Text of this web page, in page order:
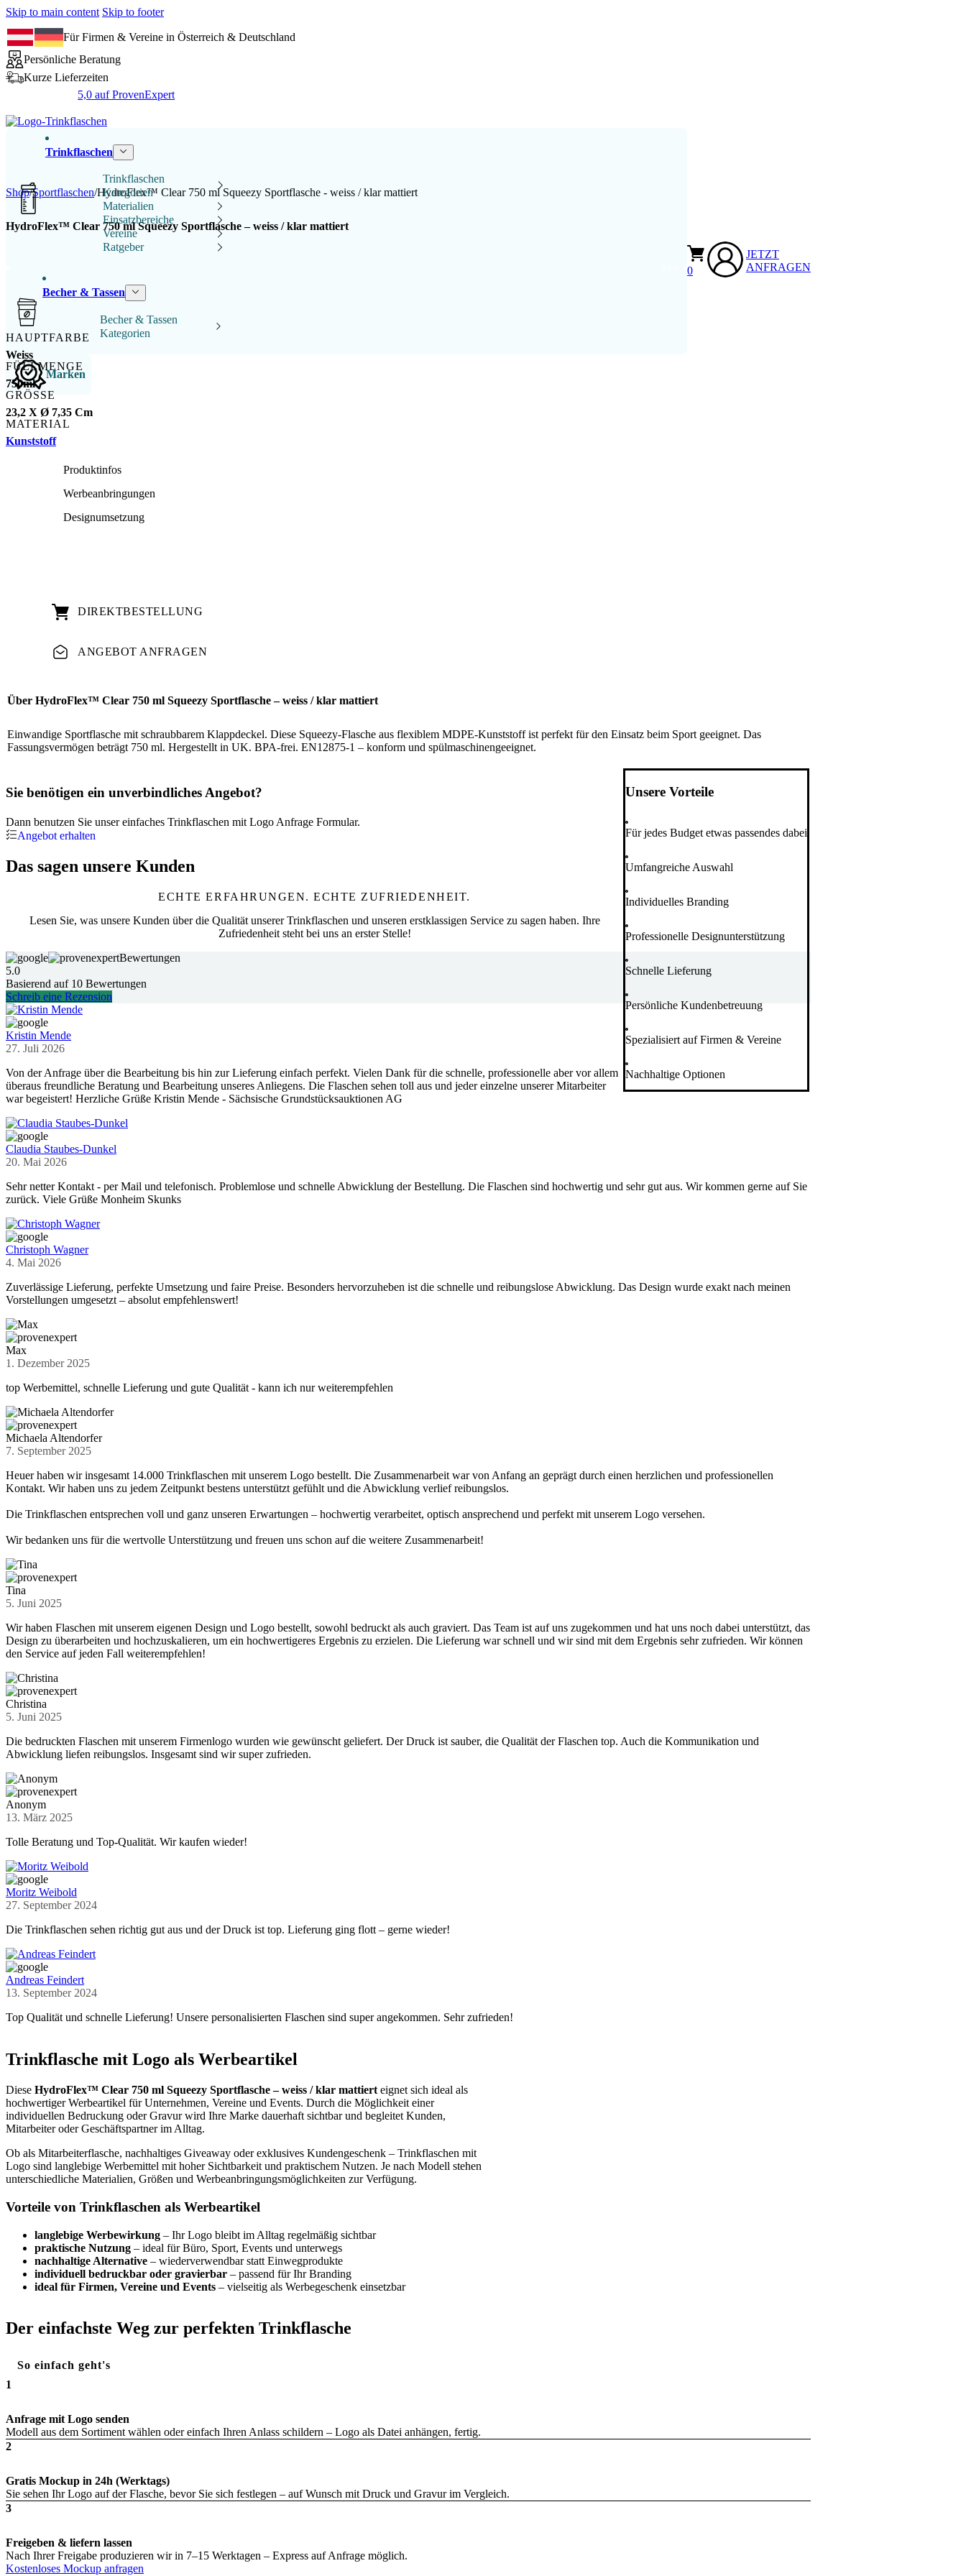
Skip to main content Skip to footer
Für Firmen & Vereine in Österreich & Deutschland
Persönliche Beratung
Kurze Lieferzeiten
5,0 auf ProvenExpert
Trinkflaschen
Trinkflaschen
Kategorien
Materialien
Einsatzbereiche
Vereine
Ratgeber
Becher & Tassen
Becher & Tassen
Kategorien
Marken
0
JETZT
ANFRAGEN
Shop/Sportflaschen/HydroFlex™ Clear 750 ml Squeezy Sportflasche - weiss / klar mattiert
HydroFlex™ Clear 750 ml Squeezy Sportflasche – weiss / klar mattiert
HAUPTFARBE
Weiss
FÜLLMENGE
750ml
GRÖSSE
23,2 X Ø 7,35 Cm
MATERIAL
Kunststoff
Produktinfos
Werbeanbringungen
Designumsetzung
DIREKT­BESTELLUNG
ANGEBOT ANFRAGEN
Über HydroFlex™ Clear 750 ml Squeezy Sportflasche – weiss / klar mattiert
Einwandige Sportflasche mit schraubbarem Klappdeckel. Diese Squeezy-Flasche aus flexiblem MDPE-Kunststoff ist perfekt für den Einsatz beim Sport geeignet. Das
Fassungsvermögen beträgt 750 ml. Hergestellt in UK. BPA-frei. EN12875-1 – konform und spülmaschinengeeignet.
Unsere Vorteile
Für jedes Budget etwas passendes dabei
Umfangreiche Auswahl
Individuelles Branding
Professionelle Designunterstützung
Schnelle Lieferung
Persönliche Kundenbetreuung
Spezialisiert auf Firmen & Vereine
Nachhaltige Optionen
Sie benötigen ein unverbindliches Angebot?
Dann benutzen Sie unser einfaches Trinkflaschen mit Logo Anfrage Formular.
Angebot erhalten
Das sagen unsere Kunden
ECHTE ERFAHRUNGEN. ECHTE ZUFRIEDENHEIT.
Lesen Sie, was unsere Kunden über die Qualität unserer Trinkflaschen und unseren erstklassigen Service zu sagen haben. Ihre
Zufriedenheit steht bei uns an erster Stelle!
Bewertungen
5.0
Basierend auf 10 Bewertungen
Schreib eine Rezension
Kristin Mende
27. Juli 2026
Von der Anfrage über die Bearbeitung bis hin zur Lieferung einfach perfekt. Vielen Dank für die schnelle, professionelle aber vor allem
überaus freundliche Beratung und Bearbeitung unseres Anliegens. Die Flaschen sehen toll aus und jeder einzelne unserer Mitarbeiter
war begeistert! Herzliche Grüße Kristin Mende - Sächsische Grundstücksauktionen AG
Claudia Staubes-Dunkel
20. Mai 2026
Sehr netter Kontakt - per Mail und telefonisch. Problemlose und schnelle Abwicklung der Bestellung. Die Flaschen sind hochwertig und sehr gut aus. Wir kommen gerne auf Sie
zurück. Viele Grüße Monheim Skunks
Christoph Wagner
4. Mai 2026
Zuverlässige Lieferung, perfekte Umsetzung und faire Preise. Besonders hervorzuheben ist die schnelle und reibungslose Abwicklung. Das Design wurde exakt nach meinen
Vorstellungen umgesetzt – absolut empfehlenswert!
Max
1. Dezember 2025
top Werbemittel, schnelle Lieferung und gute Qualität - kann ich nur weiterempfehlen
Michaela Altendorfer
7. September 2025
Heuer haben wir insgesamt 14.000 Trinkflaschen mit unserem Logo bestellt. Die Zusammenarbeit war von Anfang an geprägt durch einen herzlichen und professionellen
Kontakt. Wir haben uns zu jedem Zeitpunkt bestens unterstützt gefühlt und die Abwicklung verlief reibungslos.
Die Trinkflaschen entsprechen voll und ganz unseren Erwartungen – hochwertig verarbeitet, optisch ansprechend und perfekt mit unserem Logo versehen.
Wir bedanken uns für die wertvolle Unterstützung und freuen uns schon auf die weitere Zusammenarbeit!
Tina
5. Juni 2025
Wir haben Flaschen mit unserem eigenen Design und Logo bestellt, sowohl bedruckt als auch graviert. Das Team ist auf uns zugekommen und hat uns noch dabei unterstützt, das
Design zu überarbeiten und hochzuskalieren, um ein hochwertigeres Ergebnis zu erzielen. Die Lieferung war schnell und wir sind mit dem Ergebnis sehr zufrieden. Wir können
den Service auf jeden Fall weiterempfehlen!
Christina
5. Juni 2025
Die bedruckten Flaschen mit unserem Firmenlogo wurden wie gewünscht geliefert. Der Druck ist sauber, die Qualität der Flaschen top. Auch die Kommunikation und
Abwicklung liefen reibungslos. Insgesamt sind wir super zufrieden.
Anonym
13. März 2025
Tolle Beratung und Top-Qualität. Wir kaufen wieder!
Moritz Weibold
27. September 2024
Die Trinkflaschen sehen richtig gut aus und der Druck ist top. Lieferung ging flott – gerne wieder!
Andreas Feindert
13. September 2024
Top Qualität und schnelle Lieferung! Unsere personalisierten Flaschen sind super angekommen. Sehr zufrieden!
Trinkflasche mit Logo als Werbeartikel
Diese HydroFlex™ Clear 750 ml Squeezy Sportflasche – weiss / klar mattiert eignet sich ideal als
hochwertiger Werbeartikel für Unternehmen, Vereine und Events. Durch die Möglichkeit einer
individuellen Bedruckung oder Gravur wird Ihre Marke dauerhaft sichtbar und begleitet Kunden,
Mitarbeiter oder Geschäftspartner im Alltag.
Ob als Mitarbeiterflasche, nachhaltiges Giveaway oder exklusives Kundengeschenk – Trinkflaschen mit
Logo sind langlebige Werbemittel mit hoher Sichtbarkeit und praktischem Nutzen. Je nach Modell stehen
unterschiedliche Materialien, Größen und Werbeanbringungsmöglichkeiten zur Verfügung.
Vorteile von Trinkflaschen als Werbeartikel
langlebige Werbewirkung – Ihr Logo bleibt im Alltag regelmäßig sichtbar
praktische Nutzung – ideal für Büro, Sport, Events und unterwegs
nachhaltige Alternative – wiederverwendbar statt Einwegprodukte
individuell bedruckbar oder gravierbar – passend für Ihr Branding
ideal für Firmen, Vereine und Events – vielseitig als Werbegeschenk einsetzbar
Der einfachste Weg zur perfekten Trinkflasche
So einfach geht's
1
Anfrage mit Logo senden
Modell aus dem Sortiment wählen oder einfach Ihren Anlass schildern – Logo als Datei anhängen, fertig.
2
Gratis Mockup in 24h (Werktags)
Sie sehen Ihr Logo auf der Flasche, bevor Sie sich festlegen – auf Wunsch mit Druck und Gravur im Vergleich.
3
Freigeben & liefern lassen
Nach Ihrer Freigabe produzieren wir in 7–15 Werktagen – Express auf Anfrage möglich.
Kostenloses Mockup anfragen